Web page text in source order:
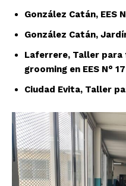
González Catán, EES
González Catán,
Laferrere, Taller
grooming en EES N° 17
Ciudad Evita, Taller